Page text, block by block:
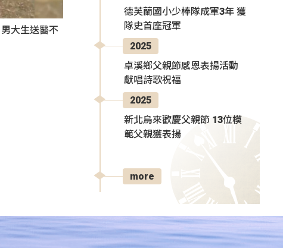
大生送醫不
德芙蘭國小少棒隊成軍3年 獲
隊史首座冠軍
2025
卓溪鄉父親節感恩表揚活動
獻唱詩歌祝福
2025
新北烏來歡慶父親節 13位模
範父親獲表揚
more